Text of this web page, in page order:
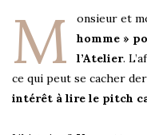
M onsieur et
homme »
l’Atelier.
ce qui peut se cacher
intérêt à lire le pitch